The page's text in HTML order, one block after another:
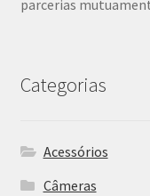
parcerias
Categorias
Acessórios
Câmeras